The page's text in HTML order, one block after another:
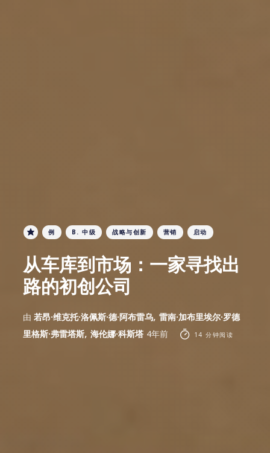
例 B. 中级 战略与创新 营销 启动
从车库到市场：一家寻找出
路的初创公司
由 若昂·维克托·洛佩斯·德·阿布雷乌, 雷南·加布里埃尔·罗德
里格斯·弗雷塔斯, 海伦娜·科斯塔 4年前 14 分钟阅读